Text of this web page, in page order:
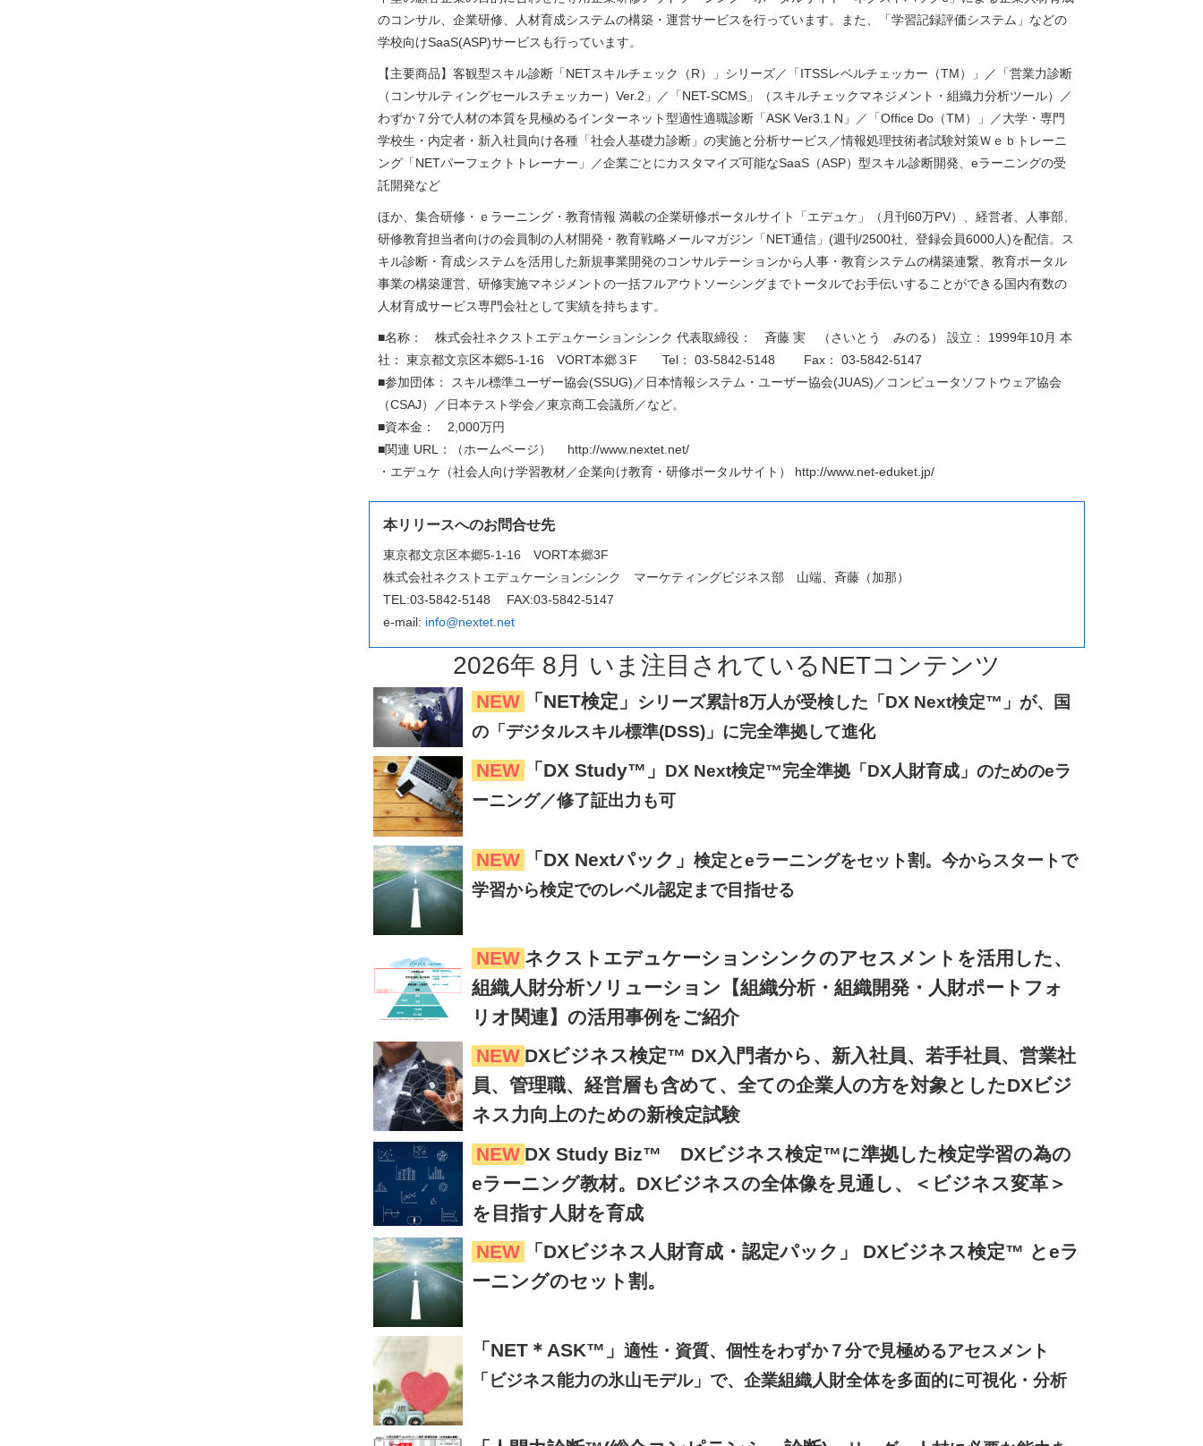
のコンサル、企業研修、人材育成システムの構築・運営サービスを行っています。また、「学習記録評価システム」などの
学校向けSaaS(ASP)サービスも行っています。
【主要商品】客観型スキル診断「NETスキルチェック（R）」シリーズ／「ITSSレベルチェッカー（TM）」／「営業力診断
（コンサルティングセールスチェッカー）Ver.2」／「NET-SCMS」（スキルチェックマネジメント・組織力分析ツール）／
わずか７分で人材の本質を見極めるインターネット型適性適職診断「ASK Ver3.1 N」／「Office Do（TM）」／大学・専門
学校生・内定者・新入社員向け各種「社会人基礎力診断」の実施と分析サービス／情報処理技術者試験対策Ｗｅｂトレーニ
ング「NETパーフェクトトレーナー」／企業ごとにカスタマイズ可能なSaaS（ASP）型スキル診断開発、eラーニングの受
託開発など
ほか、集合研修・ｅラーニング・教育情報 満載の企業研修ポータルサイト「エデュケ」（月刊60万PV）、経営者、人事部、
研修教育担当者向けの会員制の人材開発・教育戦略メールマガジン「NET通信」(週刊/2500社、登録会員6000人)を配信。ス
キル診断・育成システムを活用した新規事業開発のコンサルテーションから人事・教育システムの構築連繋、教育ポータル
事業の構築運営、研修実施マネジメントの一括フルアウトソーシングまでトータルでお手伝いすることができる国内有数の
人材育成サービス専門会社として実績を持ちます。
■名称： 株式会社ネクストエデュケーションシンク 代表取締役： 斉藤 実 （さいとう みのる） 設立： 1999年10月 本
社： 東京都文京区本郷5-1-16 VORT本郷３F Tel： 03-5842-5148 Fax： 03-5842-5147
■参加団体： スキル標準ユーザー協会(SSUG)／日本情報システム・ユーザー協会(JUAS)／コンピュータソフトウェア協会
（CSAJ）／日本テスト学会／東京商工会議所／など。
■資本金： 2,000万円
■関連 URL：（ホームページ） http://www.nextet.net/
・エデュケ（社会人向け学習教材／企業向け教育・研修ポータルサイト） http://www.net-eduket.jp/
本リリースへのお問合せ先
東京都文京区本郷5-1-16 VORT本郷3F
株式会社ネクストエデュケーションシンク マーケティングビジネス部 山端、斉藤（加那）
TEL:03-5842-5148 FAX:03-5842-5147
e-mail: info@nextet.net
2026年 8月 いま注目 されているNETコンテンツ
NEW 「NET検定」
シリーズ累計8万人が受検した「DX Next検定™」が、国
の「デジタルスキル標準(DSS)」に完全準拠して進化
NEW 「DX Study™」 DX Next検定™完全準拠「DX人財育成」のためのeラ
ーニング／修了証出力も可
NEW 「DX Nextパック」 検定とeラーニングをセット割。今からスタートで
学習から検定でのレベル認定まで目指せる
NEW ネクストエデュケーションシンクのアセスメントを活用した、
組織人財分析ソリューション【組織分析・組織開発・人財ポートフォ
リオ関連】の活用事例をご紹介
NEW DXビジネス検定™ DX入門者から、新入社員、若手社員、営業社
員、管理職、経営層も含めて、全ての企業人の方を対象としたDXビジ
ネス力向上のための新検定試験
NEW DX Study Biz™ DXビジネス検定™に準拠した検定学習の為の
eラーニング教材。DXビジネスの全体像を見通し、＜ビジネス変革＞
を目指す人財を育成
NEW
「DXビジネス人財育成・認定パック」 DXビジネス検定™ とeラ
ーニングのセット割。
「NET＊ASK™」 適性・資質、個性をわずか７分で見極めるアセスメント
「ビジネス能力の氷山モデル」で、企業組織人財全体を多面的に可視化・分析